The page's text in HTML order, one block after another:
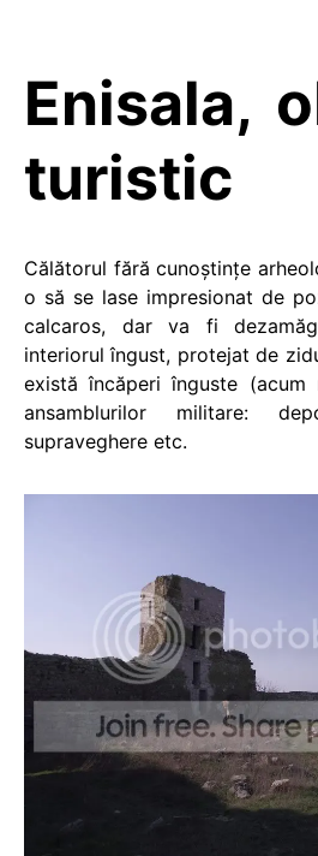
Enisala,
turistic
Călătorul fără cunoştinţe
o să se lase impresionat de
calcaros, dar va fi
interiorul îngust, protejat de
există încăperi înguste (acum
ansamblurilor militare:
supraveghere etc.